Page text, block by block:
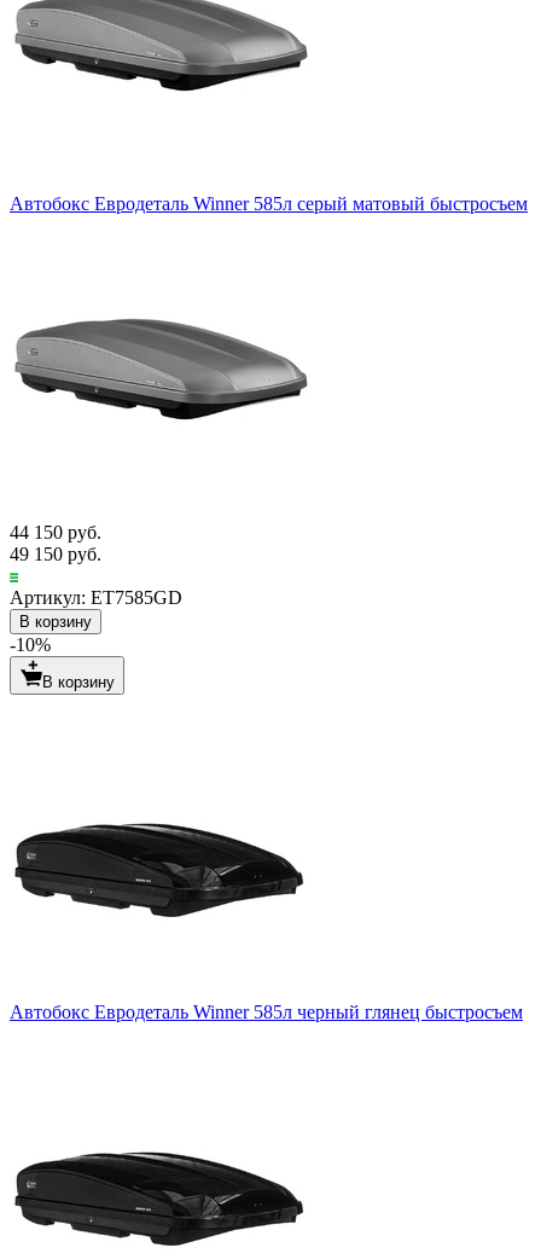
Автобокс Евродеталь Winner 585л серый матовый быстросъем
44 150 руб.
49 150 руб.
Артикул: ET7585GD
В корзину
-10%
В корзину
Автобокс Евродеталь Winner 585л черный глянец быстросъем